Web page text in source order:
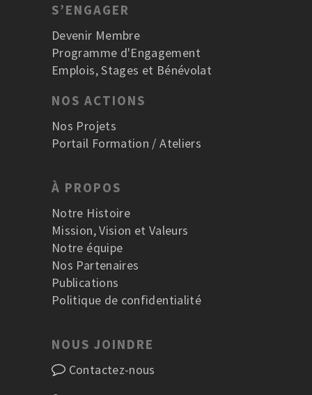
S’ENGAGER
Devenir Membre
Programme d'Engagement
Emplois, Stages et Bénévolat
NOS ACTIONS
Nos Projets
Portail Formation / Ateliers
À PROPOS
Notre Histoire
Mission, Vision et Valeurs
Notre équipe
Nos Partenaires
Publications
Politique de confidentialité
NOUS JOINDRE
Contactez-nous